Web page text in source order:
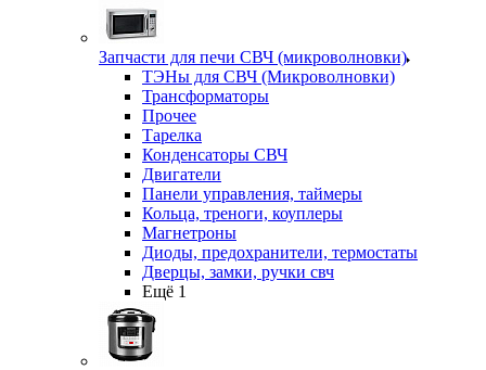
Запчасти для печи СВЧ (микроволновки)
ТЭНы для СВЧ (Микроволновки)
Трансформаторы
Прочее
Тарелка
Конденсаторы СВЧ
Двигатели
Панели управления, таймеры
Кольца, треноги, коуплеры
Магнетроны
Диоды, предохранители, термостаты
Дверцы, замки, ручки свч
Ещё 1